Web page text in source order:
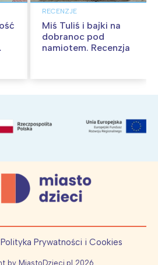
RECENZJE
Miś Tuliś i bajki na
dobranoc pod
namiotem. Recenzja
Polityka Prywatności i Cookies
by MiastoDzieci.pl 2026